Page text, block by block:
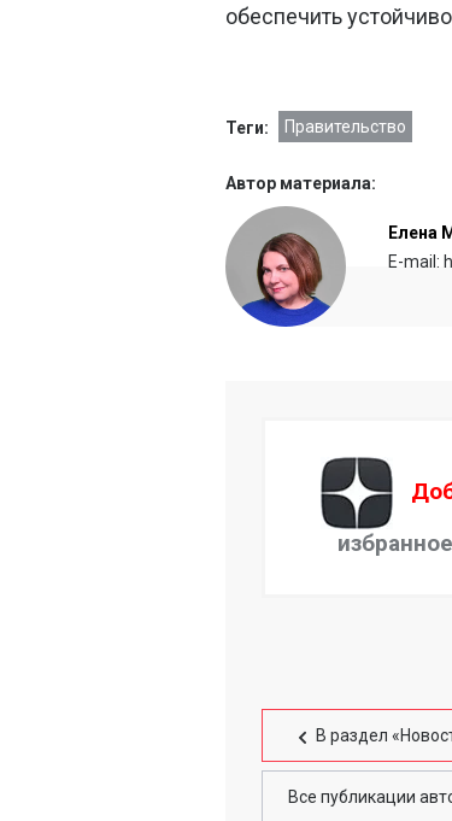
обеспечить
Теги: Правительство
Автор материала:
Елена
E-mail:
В раздел
Все публикации